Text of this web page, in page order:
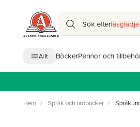
Sök efter
Allt BöckerPennor och
Hem Språk och ordböcker